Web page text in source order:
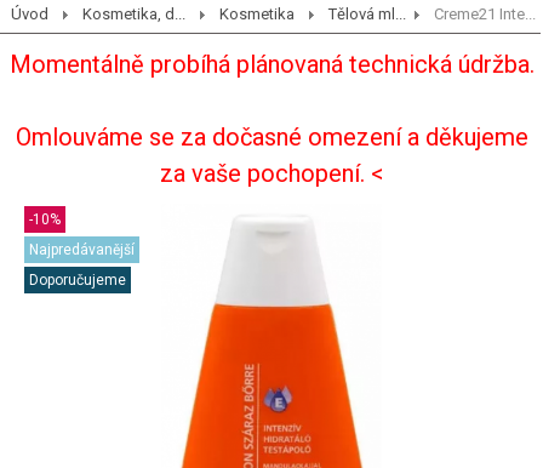
Úvod Kosmetika, d... Kosmetika Tělová ml... Creme21 Inte...
Momentálně probíhá plánovaná technická údržba.
Omlouváme se za dočasné omezení a děkujeme
za vaše pochopení. <
-10%
Najpredávanější
Doporučujeme